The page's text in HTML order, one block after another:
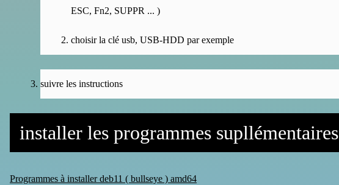
ESC, Fn2, SUPPR ... )
choisir la clé usb, USB-HDD par exemple
suivre les instructions
installer les programmes supllémentaires
Programmes à installer deb11 ( bullseye ) amd64